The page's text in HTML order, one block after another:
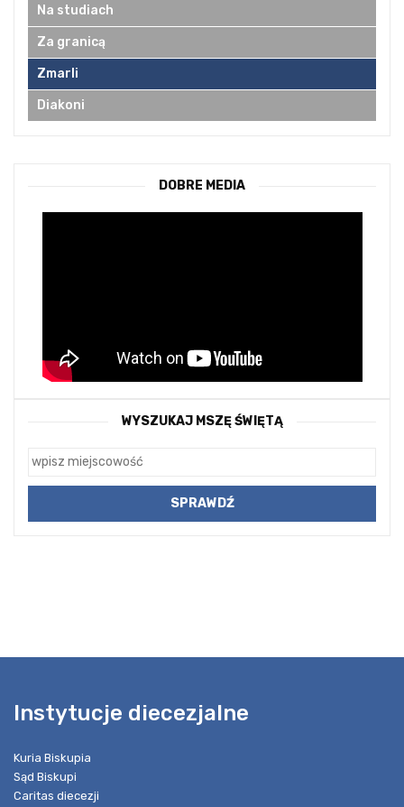
Na studiach
Za granicą
Zmarli
Diakoni
DOBRE MEDIA
WYSZUKAJ MSZĘ ŚWIĘTĄ
Instytucje diecezjalne
Kuria Biskupia
Sąd Biskupi
Caritas diecezji